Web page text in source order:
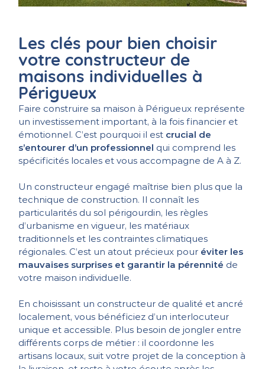
Les clés pour bien choisir
votre constructeur de
maisons individuelles à
Périgueux
Faire construire sa maison à Périgueux représente
un investissement important, à la fois financier et
émotionnel. C’est pourquoi il est crucial de
s’entourer d’un professionnel qui comprend les
spécificités locales et vous accompagne de A à Z.
Un constructeur engagé maîtrise bien plus que la
technique de construction. Il connaît les
particularités du sol périgourdin, les règles
d’urbanisme en vigueur, les matériaux
traditionnels et les contraintes climatiques
régionales. C’est un atout précieux pour éviter les
mauvaises surprises et garantir la pérennité de
votre maison individuelle.
En choisissant un constructeur de qualité et ancré
localement, vous bénéficiez d’un interlocuteur
unique et accessible. Plus besoin de jongler entre
différents corps de métier : il coordonne les
artisans locaux, suit votre projet de la conception à